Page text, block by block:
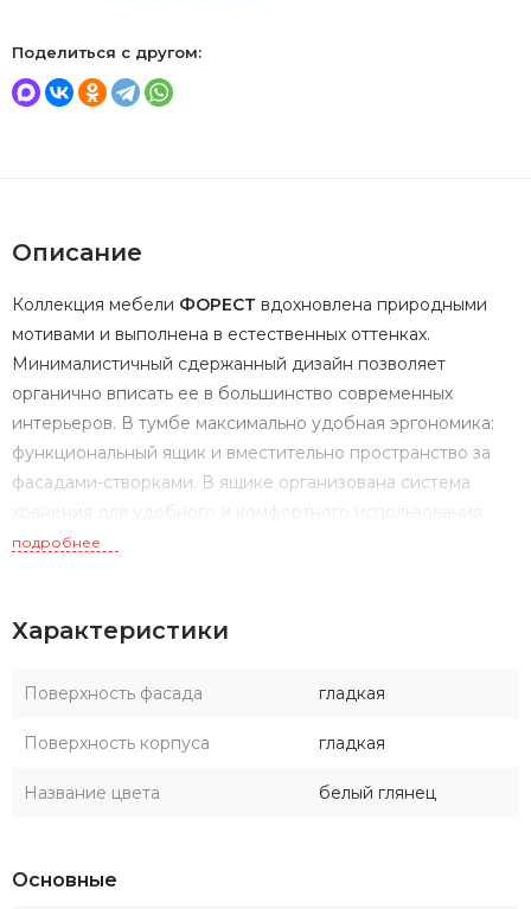
Поделиться с другом:
Описание
Коллекция мебели ФОРЕСТ вдохновлена природными
мотивами и выполнена в естественных оттенках.
Минималистичный сдержанный дизайн позволяет
органично вписать ее в большинство современных
интерьеров. В тумбе максимально удобная эргономика:
функциональный ящик и вместительно пространство за
фасадами-створками. В ящике организована система
хранения для удобного и комфортного использования:
две регулируемые планки. Практичное использование,
регулируемая, а также немного утоплена внутрь для
коллекции ФОРЕСТ могут устанавливаться как на опоры,
регулируемые опоры.
подробнее
Характеристики
Поверхность фасада гладкая
Поверхность корпуса гладкая
Название цвета белый глянец
Основные